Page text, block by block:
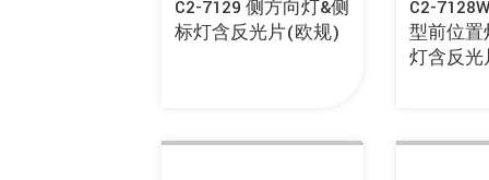
C2-7129 侧方向灯&侧
标灯含反光片(欧规)
C2-
型前位
灯含反